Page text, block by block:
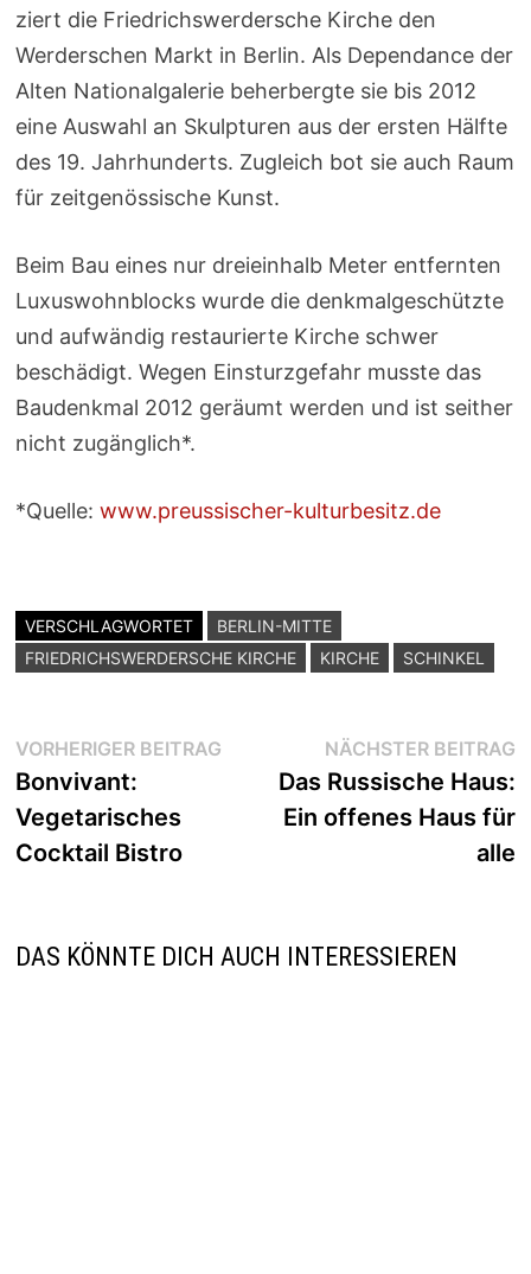
ziert die FriedrichswerderscheKirche den
Werderschen Markt in Berlin. Als Dependance der
Alten Nationalgalerie beherbergte sie bis 2012
eine Auswahl an Skulpturen aus der ersten Hälfte
des 19. Jahrhunderts. Zugleich bot sie auch Raum
für zeitgenössische Kunst.
Beim Bau eines nur dreieinhalb Meter entfernten
Luxuswohnblocks wurde die denkmalgeschützte
und aufwändig restaurierte Kirche schwer
beschädigt. Wegen Einsturzgefahr musste das
Baudenkmal 2012 geräumt werden und ist seither
nicht zugänglich*.
*Quelle: www.preussischer-kulturbesitz.de
VERSCHLAGWORTET
BERLIN-MITTE
FRIEDRICHSWERDERSCHE KIRCHE
KIRCHE SCHINKEL
Beitragsnavigation
VORHERIGER BEITRAGVorheriger
Beitrag:
Bonvivant:
Vegetarisches
Cocktail Bistro
NÄCHSTER BEITRAG
Das Russische Haus:
Ein offenes Haus für
alle
DAS KÖNNTE DICH AUCH INTERESSIEREN